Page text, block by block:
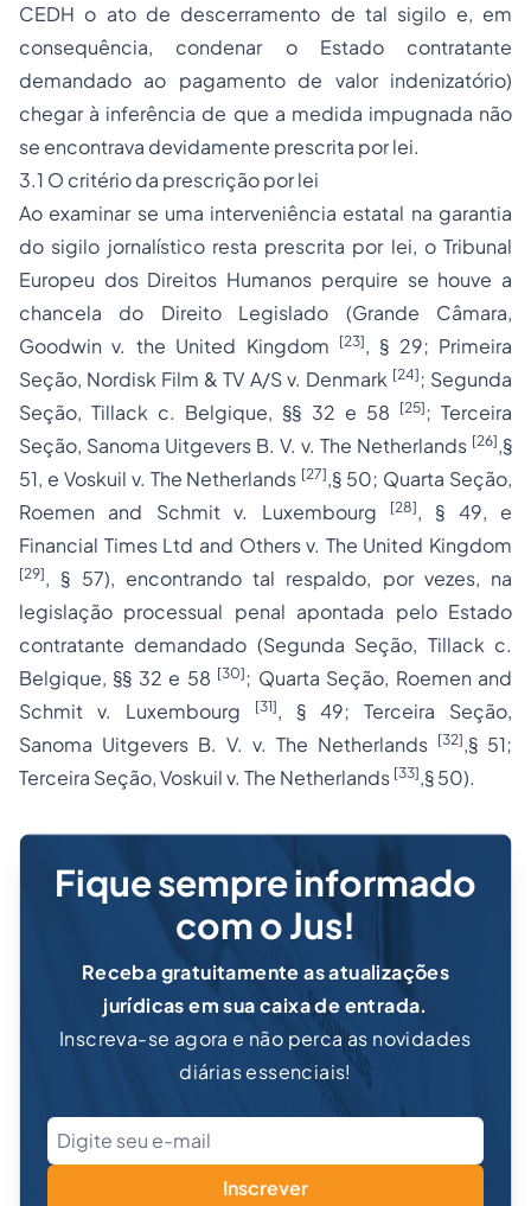
CEDH o ato de descerramento de tal sigilo e, em
consequência, condenar o Estado contratante
demandado ao pagamento de valor indenizatório)
chegar à inferência de que a medida impugnada não
se encontrava devidamente prescrita por lei.
3.1 O critério da prescrição por lei
Ao examinar se uma interveniência estatal na garantia
do sigilo jornalístico resta prescrita por lei, o Tribunal
Europeu dos Direitos Humanos perquire se houve a
chancela do Direito Legislado (Grande Câmara,
Goodwin v. the United Kingdom
[23], § 29; Primeira
Seção, Nordisk Film & TV A/S v. Denmark [24] ; Segunda
Seção,Tillack c. Belgique, §§ 32 e 58 [25] ; Terceira
Seção, Sanoma Uitgevers B. V. v. The Netherlands [26],§
51, e Voskuil v. The Netherlands [27],§ 50; Quarta Seção,
Roemen and Schmit v. Luxembourg
[28], § 49, e
Financial Times Ltd and Others v. The United Kingdom
[29], § 57), encontrando tal respaldo, por vezes, na
legislação processual penal apontada pelo Estado
contratante demandado (Segunda Seção, Tillack c.
Belgique, §§ 32 e 58 [30] ; Quarta Seção, Roemen and
Schmit v. Luxembourg
[31], § 49; Terceira Seção,
Sanoma Uitgevers B. V. v. The Netherlands [32],§ 51;
Terceira Seção,Voskuil v. The Netherlands [33],§ 50).
Fique sempre informado
com o Jus!
Receba gratuitamente as atualizações
jurídicas em sua caixa de entrada.
Inscreva-se agora e não perca as novidades
diárias essenciais!
Inscrever